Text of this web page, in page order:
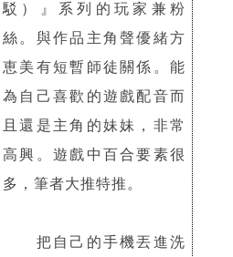
駁）』系列的玩家兼粉
絲。與作品主角聲優緒方
恵美有短暫師徒關係。能
為自己喜歡的遊戲配音而
且還是主角的妹妹，非常
高興。遊戲中百合要素很
多，筆者大推特推。
把自己的手機丟進洗